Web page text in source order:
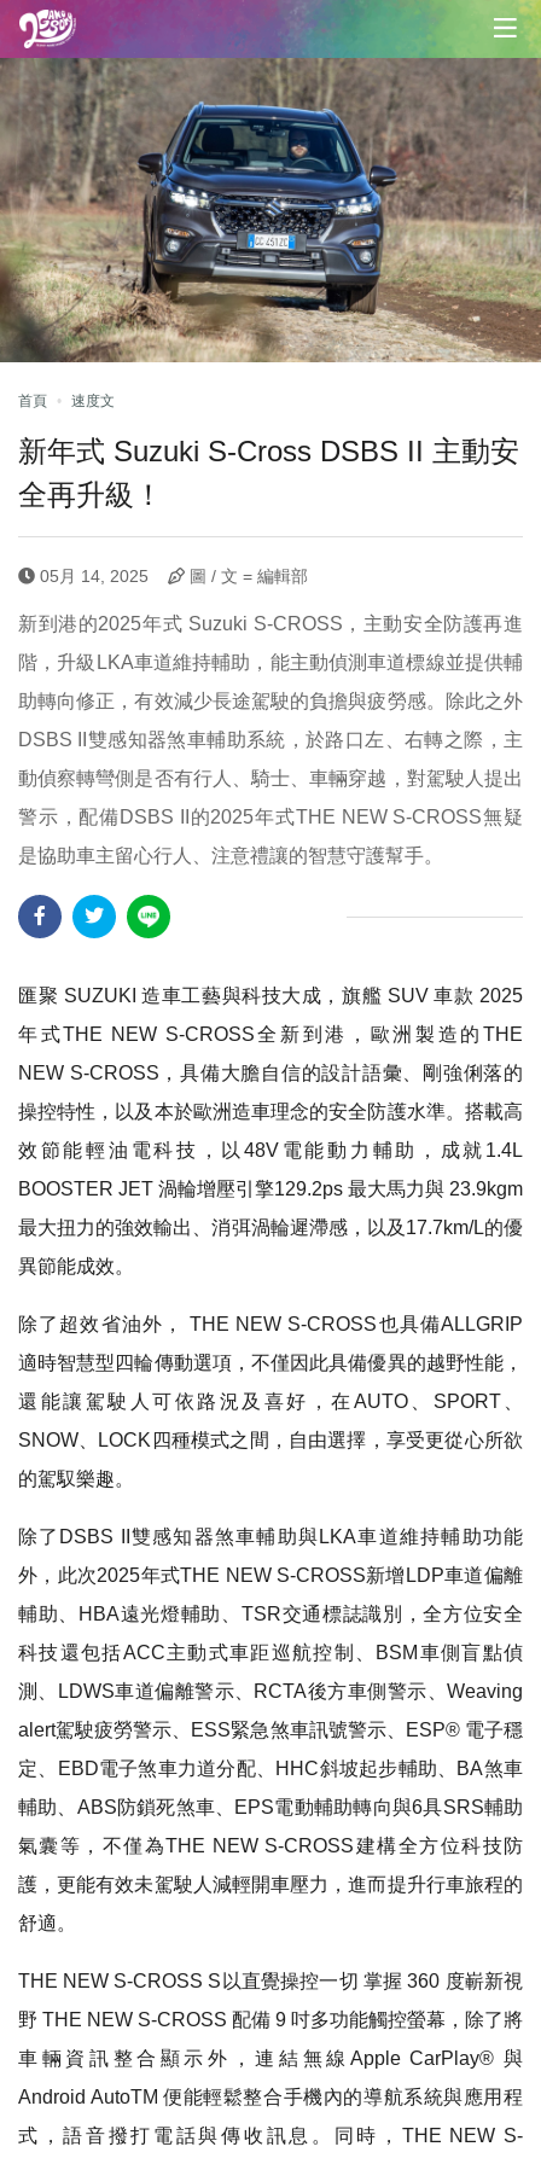
首頁 速度文
新年式 Suzuki S-Cross DSBS II 主動安
全再升級！
05月 14, 2025 圖 / 文 = 編輯部
新到港的2025年式 Suzuki S-CROSS，主動安全防護再進
階，升級LKA車道維持輔助，能主動偵測車道標線並提供輔
助轉向修正，有效減少長途駕駛的負擔與疲勞感。除此之外
DSBS II雙感知器煞車輔助系統，於路口左、右轉之際，主
動偵察轉彎側是否有行人、騎士、車輛穿越，對駕駛人提出
警示，配備DSBS II的2025年式THE NEW S-CROSS無疑
是協助車主留心行人、注意禮讓的智慧守護幫手。
匯聚 SUZUKI 造車工藝與科技大成，旗艦 SUV 車款 2025
年式THE NEW S-CROSS全新到港，歐洲製造的THE
NEW S-CROSS，具備大膽自信的設計語彙、剛強俐落的
操控特性，以及本於歐洲造車理念的安全防護水準。搭載高
效節能輕油電科技，以48V電能動力輔助，成就1.4L
BOOSTER JET 渦輪增壓引擎129.2ps 最大馬力與 23.9kgm
最大扭力的強效輸出、消弭渦輪遲滯感，以及17.7km/L的優
異節能成效。
除了超效省油外， THE NEW S-CROSS也具備ALLGRIP
適時智慧型四輪傳動選項，不僅因此具備優異的越野性能，
還能讓駕駛人可依路況及喜好，在AUTO、SPORT、
SNOW、LOCK四種模式之間，自由選擇，享受更從心所欲
的駕馭樂趣。
除了DSBS II雙感知器煞車輔助與LKA車道維持輔助功能
外，此次2025年式THE NEW S-CROSS新增LDP車道偏離
輔助、HBA遠光燈輔助、TSR交通標誌識別，全方位安全
科技還包括ACC主動式車距巡航控制、BSM車側盲點偵
測、LDWS車道偏離警示、RCTA後方車側警示、Weaving
alert駕駛疲勞警示、ESS緊急煞車訊號警示、ESP® 電子穩
定、EBD電子煞車力道分配、HHC斜坡起步輔助、BA煞車
輔助、ABS防鎖死煞車、EPS電動輔助轉向與6具SRS輔助
氣囊等，不僅為THE NEW S-CROSS建構全方位科技防
護，更能有效未駕駛人減輕開車壓力，進而提升行車旅程的
舒適。
THE NEW S-CROSS S以直覺操控一切 掌握 360 度嶄新視
野 THE NEW S-CROSS 配備 9 吋多功能觸控螢幕，除了將
車輛資訊整合顯示外，連結無線Apple CarPlay® 與
Android AutoTM 便能輕鬆整合手機內的導航系統與應用程
式，語音撥打電話與傳收訊息。同時，THE NEW S-